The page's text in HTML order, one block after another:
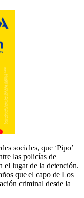
sociales, que ‘Pipo’
las policías de
el lugar de la detención.
que el capo de Los
criminal desde la